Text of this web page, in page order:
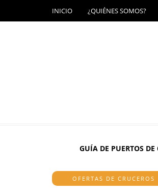
INICIO ¿QUIÉNES SOMOS?
GUÍA DE PUERTOS DE
OFERTAS DE CRUCEROS